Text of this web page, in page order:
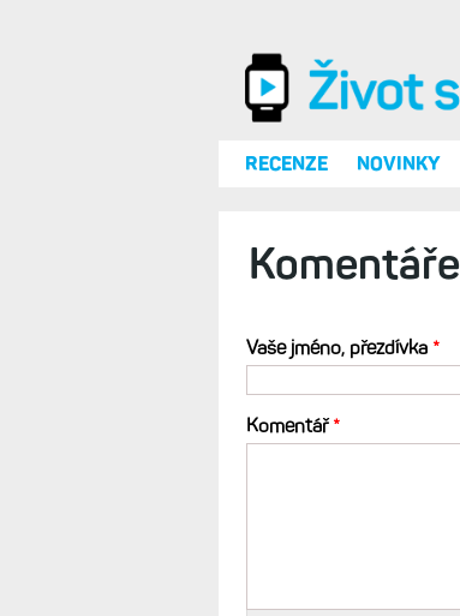
RECENZE NOVINKY
Komentáře
Vaše jméno, přezdívka *
Komentář*